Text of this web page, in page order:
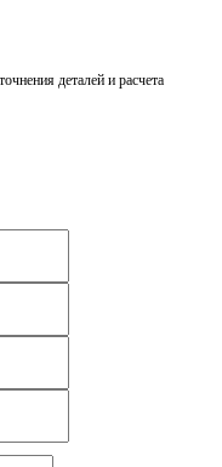
деталей и расчета